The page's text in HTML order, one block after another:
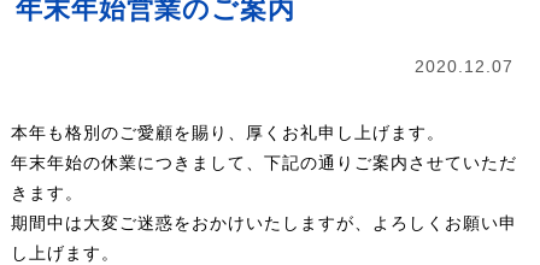
年末年始営業のご案内
2020.12.07
本年も格別のご愛顧を賜り、厚くお礼申し上げます。
年末年始の休業につきまして、下記の通りご案内させていただ
きます。
期間中は大変ご迷惑をおかけいたしますが、よろしくお願い申
し上げます。